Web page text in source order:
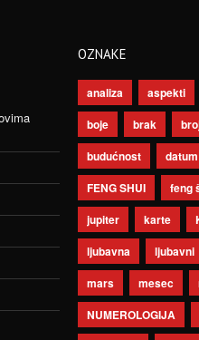
OZNAKE
analiza aspekti
boje
brak
budućnost
datum
FENG SHUI
feng
jupiter
karte
ljubavna
ljubavni
mars
mesec
NUMEROLOGIJA